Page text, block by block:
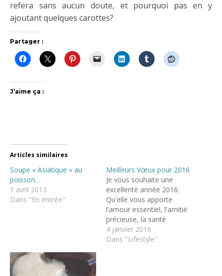
refera sans aucun doute, et pourquoi pas en y
ajoutant quelques carottes?
Partager :
J’aime ça :
Articles similaires
Soupe « Asiatique » au
poisson…
1 avril 2013
Dans "En entrée"
Meilleurs Vœux pour 2016
Je vous souhaite une
excellente année 2016.
Qu'elle vous apporte
l'amour essentiel, l'amitié
précieuse, la santé
indispensable le bonheur
vital et la réalisation de
4 janvier 2016
Dans "Lifestyle"